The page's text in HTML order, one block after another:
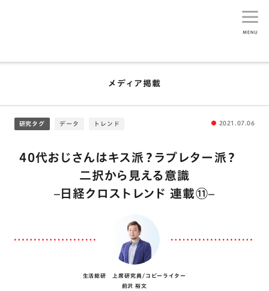
メディア掲載
研究タグ データ トレンド 2021.07.06
40代おじさんはキス派？ラブレター派？
二択から見える意識
–日経クロストレンド 連載⑪–
生活総研 上席研究員/コピーライター
前沢 裕文